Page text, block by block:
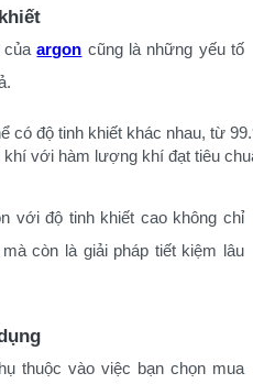
củaargon cũng là những yếu tố
có độ tinh khiết khác nhau, từ
với hàm lượng khí đạt tiêu
với độ tinh khiết cao không chỉ
còn là giải pháp tiết kiệm lâu
thuộc vào việc bạn chọn mua